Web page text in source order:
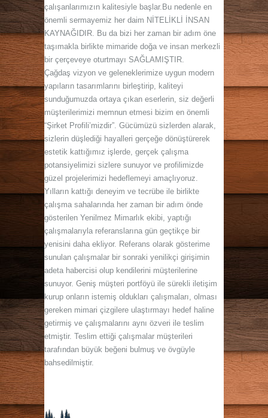
çalışanlarımızın kalitesiyle başlar.Bu nedenle en
önemli sermayemiz her daim NİTELİKLİ İNSAN
KAYNAĞIDIR. Bu da bizi her zaman bir adım öne
taşımakla birlikte mimaride doğa ve insan merkezli
bir çerçeveye oturtmayı SAĞLAMIŞTIR.
Çağdaş vizyon ve geleneklerimize uygun modern
yapıların tasarımlarını birleştirip, kaliteyi
sunduğumuzda ortaya çıkan eserlerin, siz değerli
müşterilerimizi memnun etmesi bizim en önemli
“Şirket Profili’mizdir”. Gücümüzü sizlerden alarak,
sizlerin düşlediği hayalleri gerçeğe dönüştürerek
estetik kattığımız işlerde, gerçek çalışma
potansiyelimizi sizlere sunuyor ve profilimizde
güzel projelerimizi hedeflemeyi amaçlıyoruz.
Yılların kattığı deneyim ve tecrübe ile birlikte
çalışma sahalarında her zaman bir adım önde
gösterilen Yenilmez Mimarlık ekibi, yaptığı
çalışmalarıyla referanslarına gün geçtikçe bir
yenisini daha ekliyor. Referans olarak gösterime
sunulan çalışmalar bir sonraki yenilikçi girişimin
adeta habercisi olup kendilerini müşterilerine
sunuyor. Geniş müşteri portföyü ile sürekli iletişim
kurup onların istemiş oldukları çalışmaları, olması
gereken mimari çizgilere ulaştırmayı hedef haline
getirmiş ve çalışmalarını aynı özveri ile teslim
etmiştir. Teslim ettiği çalışmalar müşterileri
tarafından büyük beğeni bulmuş ve övgüyle
bahsedilmiştir.